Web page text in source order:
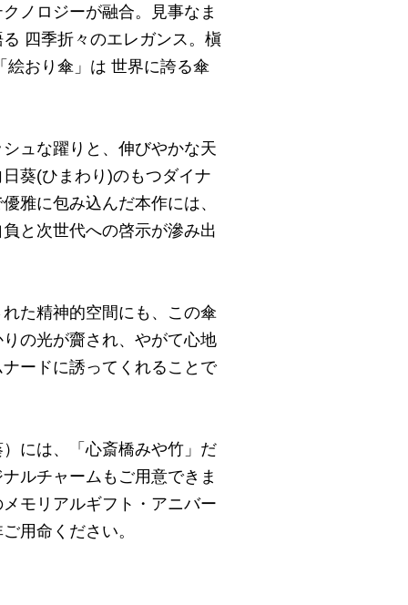
ノロジーが融合。見事なま
四季折々のエレガンス。槇
絵おり傘」は 世界に誇る傘
ュな躍りと、伸びやかな天
葵(ひまわり)のもつダイナ
雅に包み込んだ本作には、
と次世代への啓示が滲み出
た精神的空間にも、この傘
の光が齎され、やがて心地
ードに誘ってくれることで
には、「心斎橋みや竹」だ
ルチャームもご用意できま
モリアルギフト・アニバー
用命ください。